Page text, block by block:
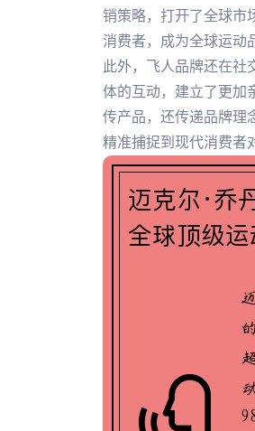
销策略，打开了全球市
消费者，成为全球运动
此外，飞人品牌还在社
体的互动，建立了更
传产品，还传递品牌理
精准捕捉到现代消费者